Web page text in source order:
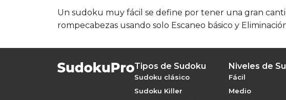
Un sudoku muy fácil se define por tener una gran
rompecabezas usando solo Escaneo básico y
Tipos de Sudoku
Sudoku clásico
Sudoku Killer
Niveles de
Fácil
Medio